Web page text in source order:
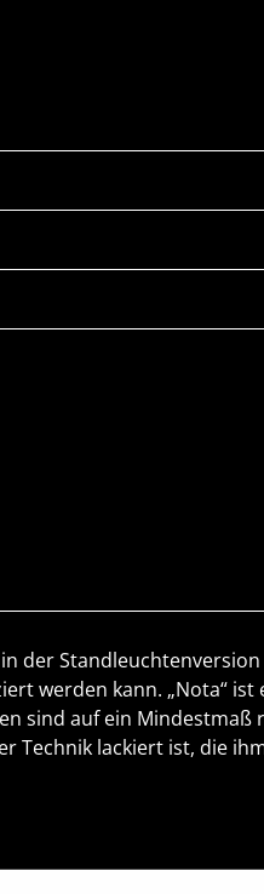
der
werden kann. „Nota“
sind auf ein
lackiert ist, die